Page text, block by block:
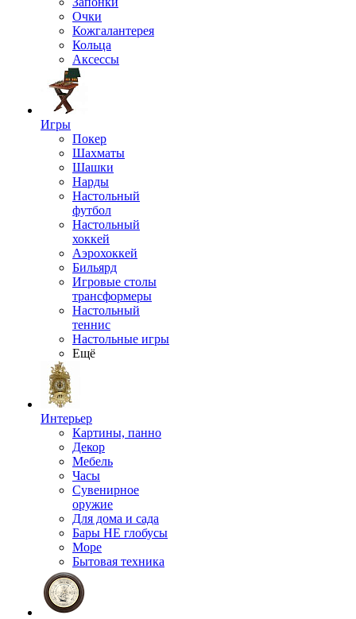
Очки
Кожгалантерея
Кольца
Аксессы
Игры
Покер
Шахматы
Шашки
Нарды
Настольный
футбол
Настольный
хоккей
Аэрохоккей
Бильярд
Игровые столы
трансформеры
Настольный
теннис
Настольные игры
Ещё
Интерьер
Картины, панно
Декор
Мебель
Часы
Сувенирное
оружие
Для дома и сада
Бары НЕ глобусы
Море
Бытовая техника